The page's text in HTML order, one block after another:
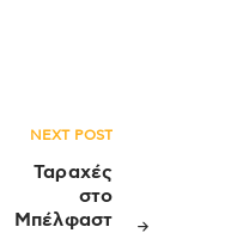
NEXT POST
Ταραχές
στο
Μπέλφαστ